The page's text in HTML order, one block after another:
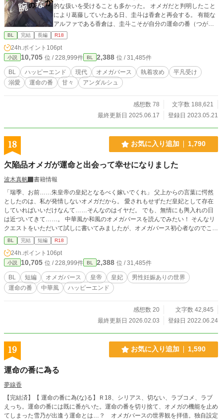
的な扱いを受けることも多かった。 オメガだと判明したこと
により葛藤していたある日、圭斗は香倉と再会する。 有能な
アルファである香倉は、圭斗こそが自分の運命の番（つが
い）だと言い、圭斗を甘く、優しく支えてくれる。 けれどそ
の献身と優しさの裏には、あまりに深い欲望と執着が隠れて
いて―― オメガとして未成熟な大学生の圭斗と、圭斗を番に
したい社会人アルファの男が、ゆっくりと愛を深めていきま
す。 穏やかさに滲む執着愛。望まぬ幸運に恵まれた主人公
が、悩みながらも運命の出会いに向き合っていくお話です。
BL 完結 長編 R18
24h.ポイント 106pt
小説 10,705 位 / 228,999件 BL 2,388 位 / 31,485件
BL ハッピーエンド 現代 オメガバース 執着攻め
平凡受け
溺愛
運命の番 甘々 アンダルシュ
感想数 78
文字数 188,621
最終更新日 2025.06.17
登録日 2023.05.21
18 お気に入り追加 1,790
欠陥品オメガが運命と出会って幸せになりました
波木真帆
書籍情報
「瑞季、お前……朱皇帝の皇妃となるべく嫁いでくれ」 父上からの言葉に愕然
としたのは、私が発情しないオメガだから。 愛されもせずただ皇妃として存在
していればいいだけなんて……そんなのはイヤだ。 でも、無情にも輿入れの日
は近づいてきて……。 中華風か和風のオメガバースを読んでみたい！ そんなリ
クエストをいただいて試しに書いてみましたが、オメガバース初心者なのでこれ
くらいが限界です（汗） かなり短いお話ですが、希望があれば続きは書くかも
です。 ハッピーエンド小説ですので、楽しんでいただけると嬉しいです♡ R18
には※つけます。
BL 完結 短編 R18
24h.ポイント 106pt
小説 10,705 位 / 228,999件 BL 2,388 位 / 31,485件
BL 短編 オメガバース 皇帝 皇妃
男性妊娠ありの世界
運命の番
中華風 ハッピーエンド
感想数 20
文字数 42,845
最終更新日 2026.02.03
登録日 2022.06.24
19 お気に入り追加 1,590
運命の番に為る
夢線香
【完結済】【 運命の番に為(な)る】Ｒ18、シリアス、切ない、ラブコメ、ラブ
えっち。運命の番には既に番がいた。運命の番を切り捨て、オメガの機能を止め
てしまった雪乃が出逢う運命とは…？ オメガバースの世界観を拝借。独自設定